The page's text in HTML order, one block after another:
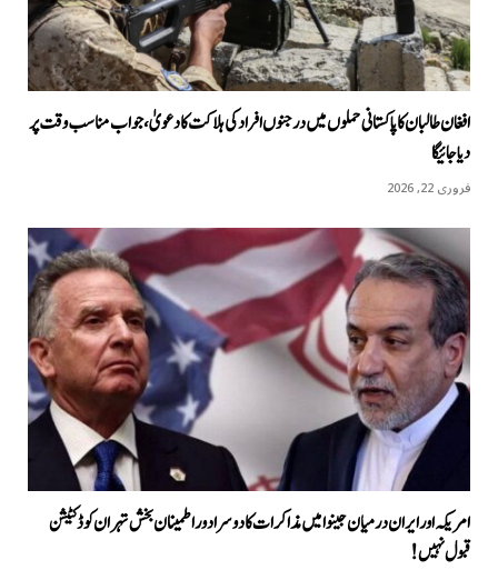
افغان طالبان کا پاکستانی حملوں میں درجنوں افراد کی ہلاکت کا دعویٰ، جواب مناسب وقت پر
دیا جائیگا
فروری 22, 2026
امریکہ اور ایران درمیان جینوا میں مذاکرات کا دوسرا دور اطمینان بخش تہران کو ڈکٹیشن
قبول نہیں!